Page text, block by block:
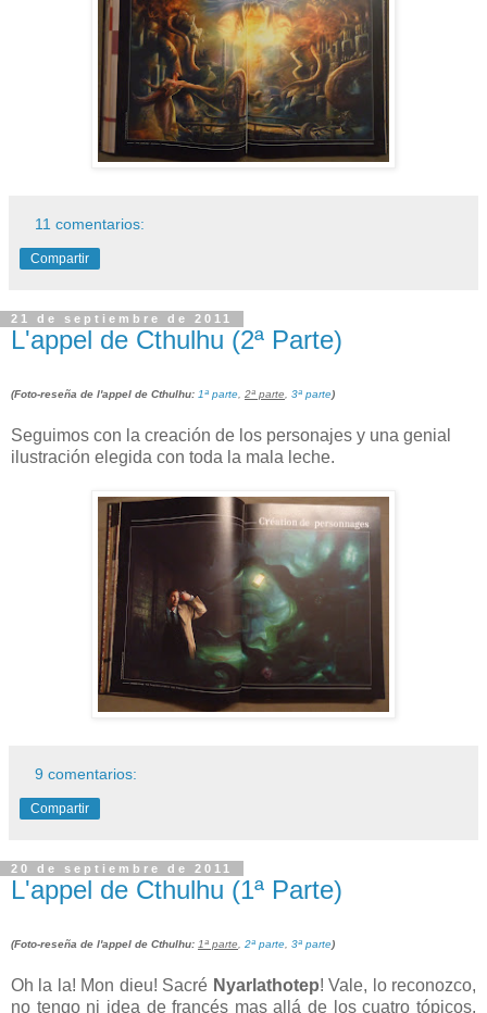
11 comentarios:
Compartir
21 de septiembre de 2011
L'appel de Cthulhu (2ª Parte)
(Foto-reseña de l'appel de Cthulhu: 1ª parte 2ª parte 3ª parte)
Seguimos con la creación de los personajes y una genial
ilustración elegida con toda la mala leche.
9 comentarios:
Compartir
20 de septiembre de 2011
L'appel de Cthulhu (1ª Parte)
(Foto-reseña de l'appel de Cthulhu: 1ª parte 2ª parte 3ª parte)
Oh la la! Mon dieu! Sacré Nyarlathotep! Vale, lo reconozco,
no tengo ni idea de francés mas allá de los cuatro tópicos.